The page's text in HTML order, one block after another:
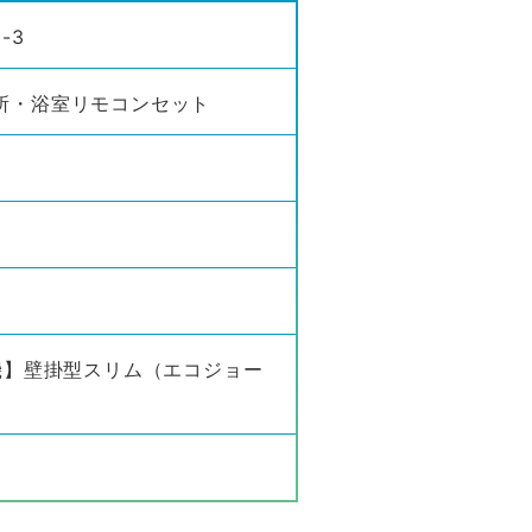
3
浴室リモコンセット
壁掛型スリム（エコジョー